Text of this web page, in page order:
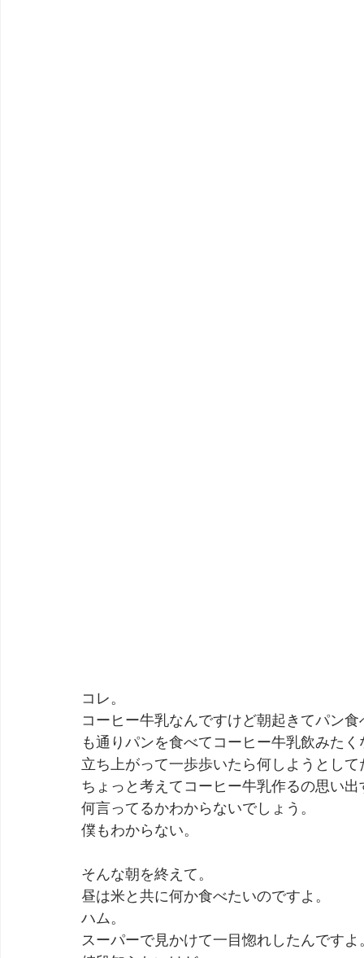
コレ。
コーヒー牛乳なんですけど朝起きてパン
も通りパンを食べてコーヒー牛乳飲みた
立ち上がって一歩歩いたら何しようとし
ちょっと考えてコーヒー牛乳作るの思い出
何言ってるかわからないでしょう。
僕もわからない。
そんな朝を終えて。
昼は米と共に何か食べたいのですよ。
ハム。
スーパーで見かけて一目惚れしたんですよ